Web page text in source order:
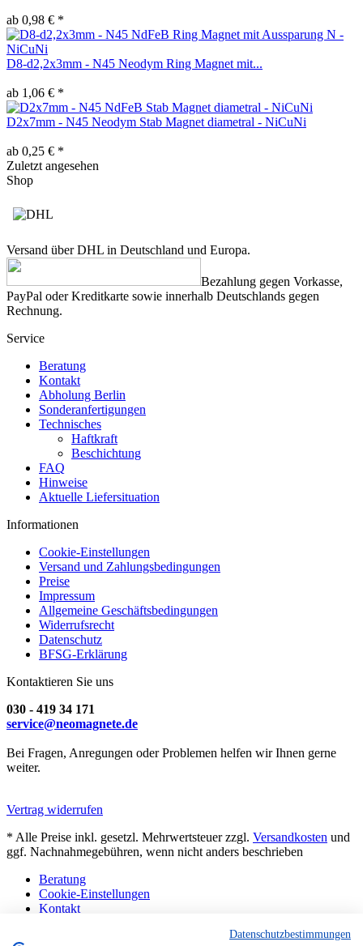
ab 0,98 € *
D8-d2,2x3mm - N45 Neodym Ring Magnet mit...
ab 1,06 € *
D2x7mm - N45 Neodym Stab Magnet diametral - NiCuNi
ab 0,25 € *
Zuletzt angesehen
Shop
Versand über DHL in Deutschland und Europa.
Bezahlung gegen Vorkasse,
PayPal oder Kreditkarte sowie innerhalb Deutschlands gegen
Rechnung.
Service
Beratung
Kontakt
Abholung Berlin
Sonderanfertigungen
Technisches
Haftkraft
Beschichtung
FAQ
Hinweise
Aktuelle Liefersituation
Informationen
Cookie-Einstellungen
Versand und Zahlungsbedingungen
Preise
Impressum
Allgemeine Geschäftsbedingungen
Widerrufsrecht
Datenschutz
BFSG-Erklärung
Kontaktieren Sie uns
030 - 419 34 171
service@neomagnete.de
Bei Fragen, Anregungen oder Problemen helfen wir Ihnen gerne
weiter.
Vertrag widerrufen
* Alle Preise inkl. gesetzl. Mehrwertsteuer zzgl. Versandkosten und
ggf. Nachnahmegebühren, wenn nicht anders beschrieben
Beratung
Cookie-Einstellungen
Kontakt
Datenschutzbestimmungen